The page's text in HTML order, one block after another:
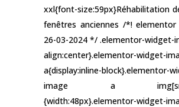
xxl{font-size:59px}Réhabilitation
fenêtres anciennes /*!
26-03-2024 */ .elementor-widget-
align:center}.elementor-widget-
a{display:inline-block}.elementor-
image a
{width:48px}.elementor-widget-